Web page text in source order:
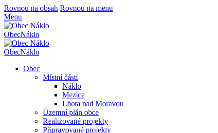
Rovnou na obsah Rovnou na menu
Menu
ObecNáklo
ObecNáklo
Obec
Místní části
Náklo
Mezice
Lhota nad Moravou
Územní plán obce
Realizované projekty
Připravované projekty